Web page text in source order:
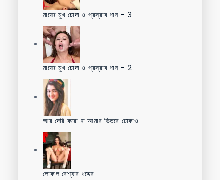
মায়ের মুখ চোদা ও প্রস্রাব পান – 3
মায়ের মুখ চোদা ও প্রস্রাব পান – 2
আর দেরি করো না আমার ভিতরে ঢোকাও
লোকাল বেশ্যার খদ্দের